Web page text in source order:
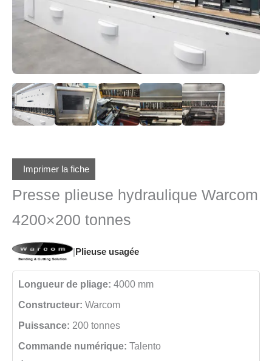
Imprimer la fiche
Presse plieuse hydraulique Warcom
4200×200 tonnes
|Plieuse usagée
Longueur de pliage: 4000 mm
Constructeur: Warcom
Puissance: 200 tonnes
Commande numérique: Talento